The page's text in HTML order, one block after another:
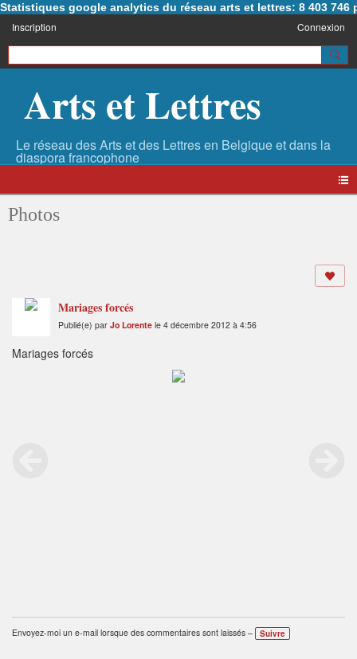
Statistiques google analytics du réseau arts et lettres: 8 403 746
Inscription Connexion
Arts et Lettres
Photos
Mariages forcés
Publié(e) par Jo Lorente le 4 décembre 2012 à 4:56
Mariages forcés
Envoyez-moi un e-mail lorsque des commentaires sont laissés – Suivre